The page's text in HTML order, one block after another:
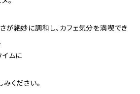
が絶妙に調和し、カフェ気分を満喫でき
イムに
ください。